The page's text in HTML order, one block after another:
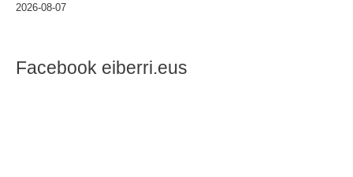
2026-08-07
Facebook eiberri.eus